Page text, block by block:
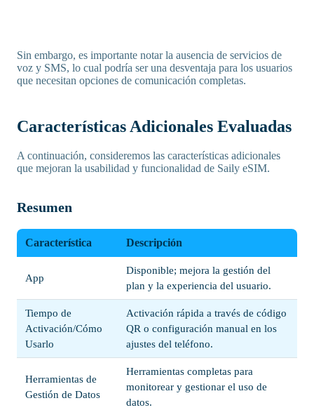
Sin embargo, es importante notar la ausencia de servicios de
voz y SMS, lo cual podría ser una desventaja para los usuarios
que necesitan opciones de comunicación completas.
Características Adicionales Evaluadas
A continuación, consideremos las características adicionales
que mejoran la usabilidad y funcionalidad de Saily eSIM.
Resumen
Característica Descripción
App
Disponible; mejora la gestión del
plan y la experiencia del usuario.
Tiempo de
Activación/Cómo
Usarlo
Activación rápida a través de código
QR o configuración manual en los
ajustes del teléfono.
Herramientas de
Gestión de Datos
Herramientas completas para
monitorear y gestionar el uso de
datos.